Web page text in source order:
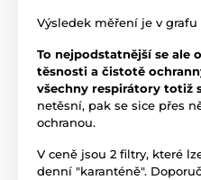
Výsledek měření je v grafu
To nejpodstatnější se ale
těsnosti a čistotě
všechny respirátory totiž
netěsní, pak se sice přes
ochranou.
V ceně jsou 2 filtry, které
denní "karanténě".